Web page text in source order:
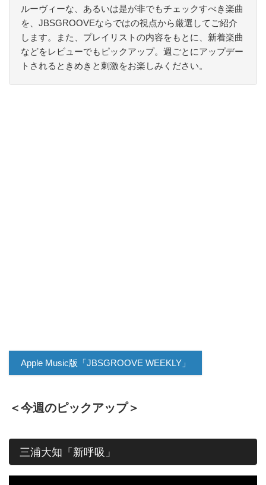
ルーヴィーな、あるいは是が非でもチェックすべき楽曲
を、JBSGROOVEならではの視点から厳選してご紹介
します。また、プレイリストの内容をもとに、新着楽曲
などをレビューでもピックアップ。週ごとにアップデー
トされるときめきと刺激をお楽しみください。
Apple Music版「JBSGROOVE WEEKLY」
＜今週のピックアップ＞
三浦大知「新呼吸」